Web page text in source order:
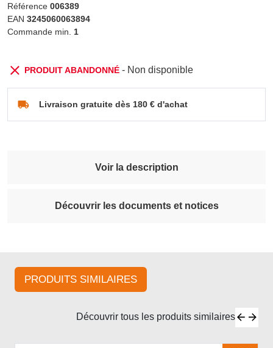
Référence 006389
EAN 3245060063894
Commande min. 1
PRODUIT ABANDONNÉ- Non disponible
Livraison gratuite dès 180 € d'achat
Voir la description
Découvrir les documents et notices
PRODUITS SIMILAIRES
Découvrir tous les produits similaires